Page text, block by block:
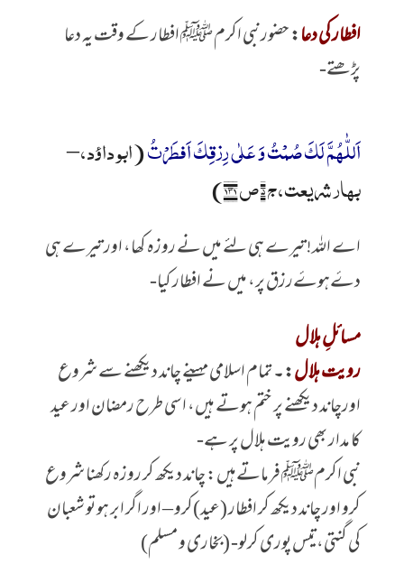
افطار کی دعا:حضورنبی اکرم ﷺ افطار کے وقت یہ دعا
پڑھتے-
اَللّٰهُمَّ لَکَ صُمْتُ وَ عَلٰی رِزقِکَ اَفطَرْتُ(ابو داؤد، –
بہار شریعت، ج ۵ ص ۱۳۱)
اے اللہ! تیرے ہی لئے میں نے روزہ کھا، اور تیرے ہی
دۓہوۓرزق پر، میں نے افطار کیا-
مسائلِ ہلال
رویت ہلال: ۔تمام اسلامی مہینے چاند دیکھنے سے شروع
اورچاند دیکھنے پر ختم ہوتے ہیں، اسی طرح رمضان اور عید
کا مدار بھی رویت ہلال پر ہے-
نبی اکرمﷺ فرماتےہیں: چاند دیکھ کر روزہ رکھنا شروع
کرو اور چاند دیکھ کر افطار (عید)کرو – اور اگر ابر ہو تو شعبان
کی گنتی، تیس پوری کرلو- (بخاری و مسلم)